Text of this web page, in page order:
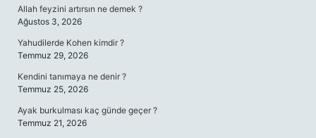
Allah feyzini artırsın ne demek ?
Ağustos 3, 2026
Yahudilerde Kohen kimdir ?
Temmuz 29, 2026
Kendini tanımaya ne denir ?
Temmuz 25, 2026
Ayak burkulması kaç günde geçer ?
Temmuz 21, 2026